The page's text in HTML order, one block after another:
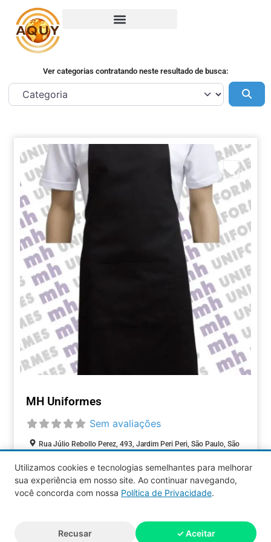
Ver categorias contratando neste resultado de busca:
MH Uniformes
Sem avaliações
Rua Júlio Rebollo Perez, 493, Jardim Peri Peri, São Paulo, São
COMÉRCIOS
reservados.
Utilizamos cookies e tecnologias semelhantes para melhorar
sua experiência em nosso site. Ao continuar navegando,
você concorda com nossa Política de Privacidade.
Recusar ✓ Aceitar